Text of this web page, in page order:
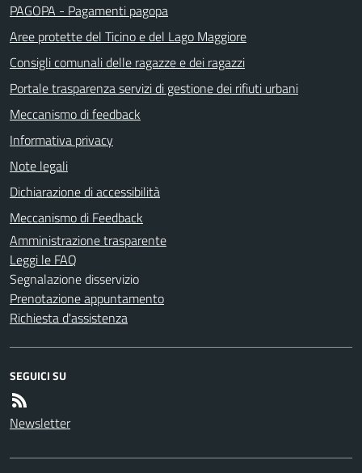
PAGOPA - Pagamenti pagopa
Aree protette del Ticino e del Lago Maggiore
Consigli comunali delle ragazze e dei ragazzi
Portale trasparenza servizi di gestione dei rifiuti urbani
Meccanismo di feedback
Informativa privacy
Note legali
Dichiarazione di accessibilità
Meccanismo di Feedback
Amministrazione trasparente
Leggi le FAQ
Segnalazione disservizio
Prenotazione appuntamento
Richiesta d'assistenza
SEGUICI SU
Newsletter